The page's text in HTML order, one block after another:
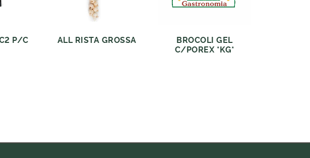
P/C ALL RISTA GROSSA
BROCOLI GEL
C/POREX *KG*